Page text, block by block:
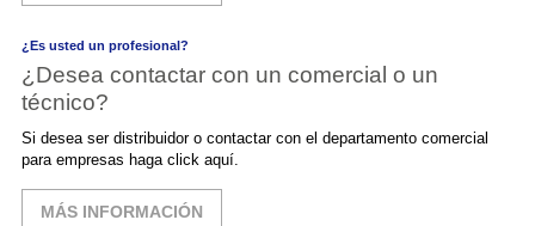
¿Es usted un profesional?
¿Desea contactar con un comercial o un
técnico?
Si desea ser distribuidor o contactar con el departamento comercial
para empresas haga click aquí.
MÁS INFORMACIÓN